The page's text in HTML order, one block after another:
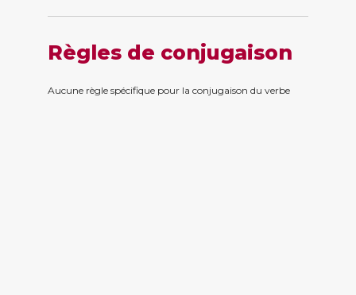
Règles de conjugaison
Aucune règle spécifique pour la conjugaison du verbe